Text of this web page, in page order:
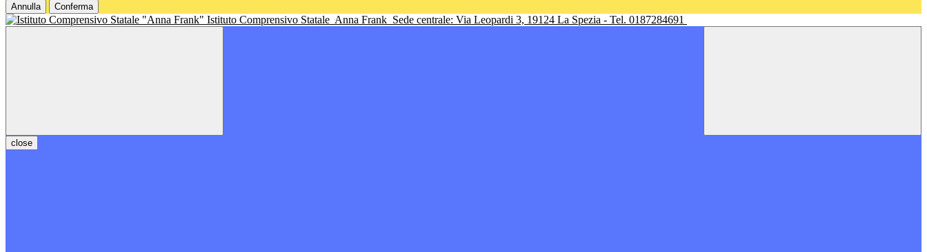
Annulla Conferma
Istituto Comprensivo Statale Anna Frank Sede centrale: Via Leopardi 3, 19124 La Spezia - Tel. 0187284691
close